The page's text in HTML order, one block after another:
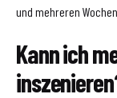
und mehreren
Kann ich